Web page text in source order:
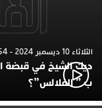
الثلاثاء 10 ديسمبر 2024 - 4:54
ديك الشيخ في قبضة
ب ” الفلالس”؟